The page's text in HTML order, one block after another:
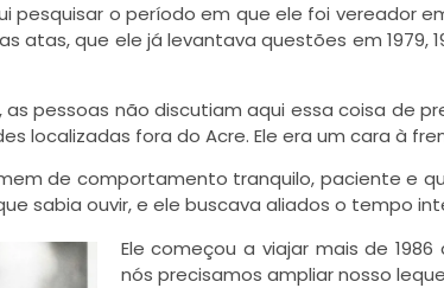
pesquisar o período em que ele foi vereador
atas, que ele já levantava questões em 1979,
pessoas não discutiam aqui essa coisa de
localizadas fora do Acre. Ele era um cara à
de comportamento tranquilo, paciente e
sabia ouvir, e ele buscava aliados o tempo
Ele começou a viajar mais de
nós precisamos ampliar nosso